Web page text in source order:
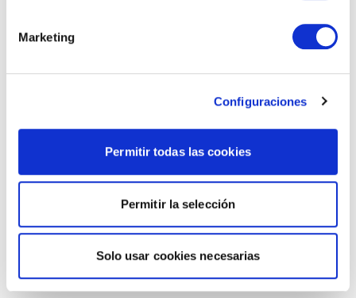
Marketing
Configuraciones
Permitir todas las cookies
Permitir la selección
Solo usar cookies necesarias